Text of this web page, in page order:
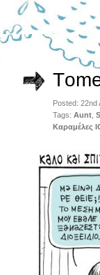
Posted:
Tags: Aunt
Καραμέλες